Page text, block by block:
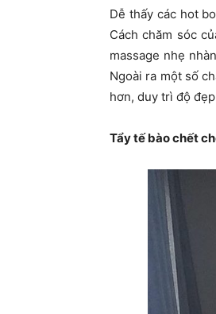
Dễ thấy các hot
Cách chăm sóc
massage nhẹ
Ngoài ra một số
hơn, duy trì độ
Tẩy tế bào chết